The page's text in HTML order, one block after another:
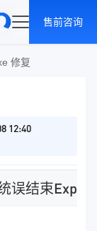
售前咨询
修复
12:40
误结束